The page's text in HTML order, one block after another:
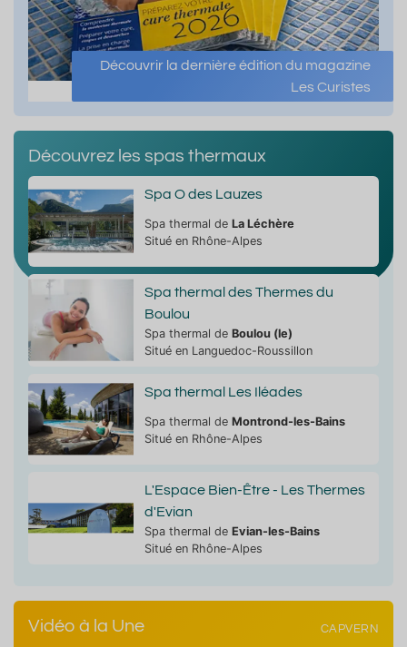
Découvrir la dernière édition du magazine
Les Curistes
Découvrez les spas thermaux
Spa O des Lauzes
Spa thermal de La Léchère
Situé en Rhône-Alpes
Spa thermal des Thermes du
Boulou
Spa thermal de Boulou (le)
Situé en Languedoc-Roussillon
Spa thermal Les Iléades
Spa thermal de Montrond-les-Bains
Situé en Rhône-Alpes
L'Espace Bien-Être - Les Thermes
d'Evian
Spa thermal de Evian-les-Bains
Situé en Rhône-Alpes
Vidéo à la Une CAPVERN